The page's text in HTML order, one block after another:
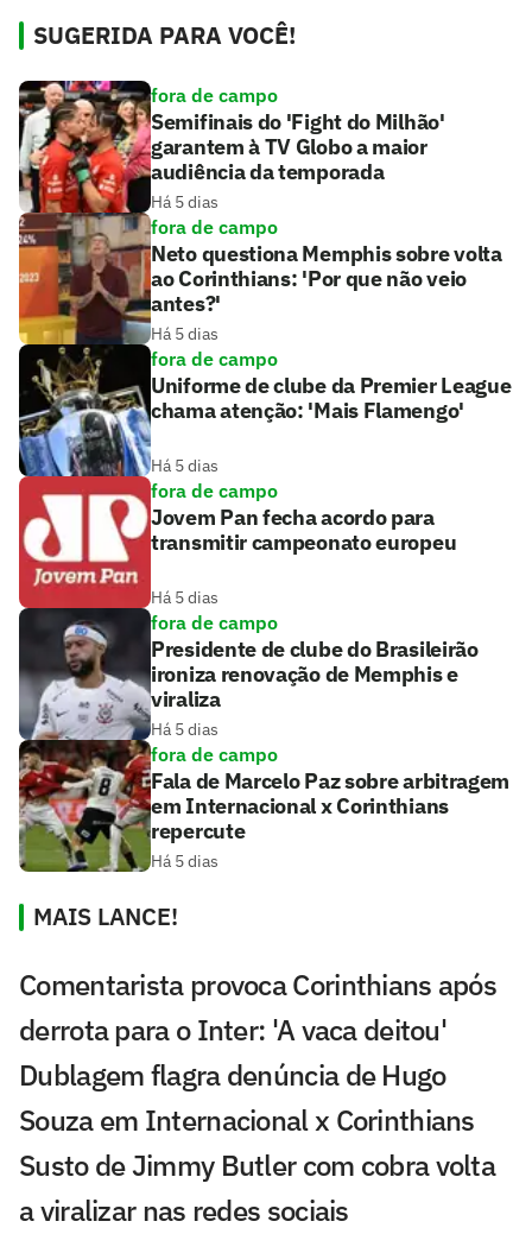
SUGERIDA PARA VOCÊ!
fora de campo
Semifinais do 'Fight do Milhão'
garantem à TV Globo a maior
audiência da temporada
Há 5 dias
fora de campo
Neto questiona Memphis sobre volta
ao Corinthians: 'Por que não veio
antes?'
Há 5 dias
fora de campo
Uniforme de clube da Premier League
chama atenção: 'Mais Flamengo'
Há 5 dias
fora de campo
Jovem Pan fecha acordo para
transmitir campeonato europeu
Há 5 dias
fora de campo
Presidente de clube do Brasileirão
ironiza renovação de Memphis e
viraliza
Há 5 dias
fora de campo
Fala de Marcelo Paz sobre arbitragem
em Internacional x Corinthians
repercute
Há 5 dias
MAIS LANCE!
Comentarista provoca Corinthians após
derrota para o Inter: 'A vaca deitou'
Dublagem flagra denúncia de Hugo
Souza em Internacional x Corinthians
Susto de Jimmy Butler com cobra volta
a viralizar nas redes sociais